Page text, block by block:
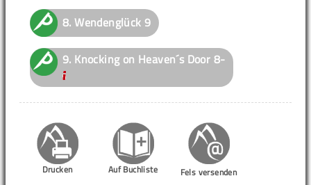
8.Wendenglück 9
9. Knocking on Heaven´s Door 8-
Drucken Auf Buchliste Fels versenden